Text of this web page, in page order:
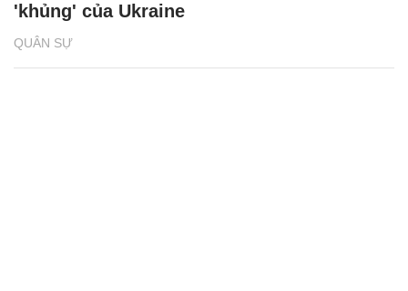
QUÂN SỰ
'khủng' của Ukraine